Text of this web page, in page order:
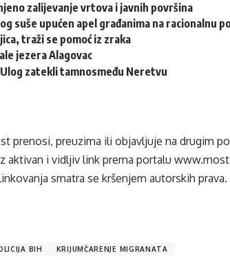
zalijevanje vrtova i javnih površina
suše upućen apel građanima na racionalnu
traži se pomoć iz zraka
jezera Alagovac
Ulog zatekli tamnosmeđu Neretvu
prenosi, preuzima ili objavljuje na drugim
aktivan i vidljiv link prema portalu
smatra se kršenjem autorskih prava.
BIH KRIJUMČARENJE MIGRANATA